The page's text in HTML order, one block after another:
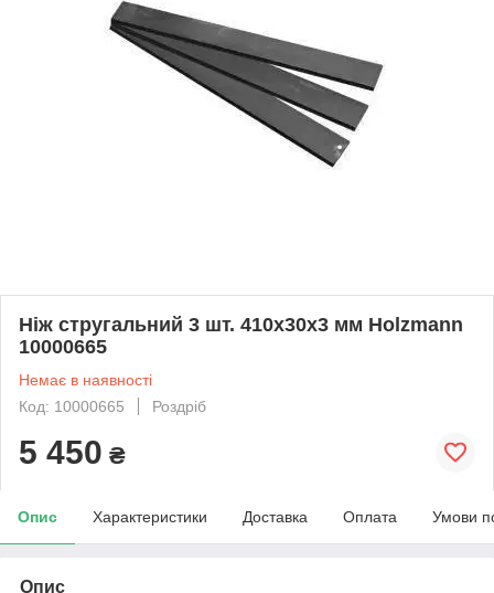
Ніж стругальний 3 шт. 410x30x3 мм Holzmann
10000665
Немає в наявності
Код: 10000665
Роздріб
5 450 ₴
Опис Характеристики Доставка Оплата Умови
Опис